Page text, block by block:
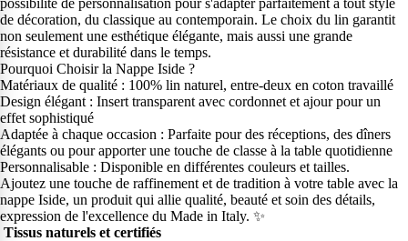
de décoration, du classique au contemporain. Le choix du lin garantit
non seulement une esthétique élégante, mais aussi une grande
résistance et durabilité dans le temps.
Pourquoi Choisir la Nappe Iside ?
Matériaux de qualité : 100% lin naturel, entre-deux en coton travaillé
Design élégant : Insert transparent avec cordonnet et ajour pour un
effet sophistiqué
Adaptée à chaque occasion : Parfaite pour des réceptions, des dîners
élégants ou pour apporter une touche de classe à la table quotidienne
Personnalisable : Disponible en différentes couleurs et tailles.
Ajoutez une touche de raffinement et de tradition à votre table avec la
nappe Iside, un produit qui allie qualité, beauté et soin des détails,
expression de l'excellence du Made in Italy. ✨
Tissus naturels et certifiés